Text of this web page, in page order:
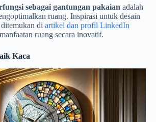
sebagai gantungan pakaian adalah
ruang. Inspirasi untuk desain
di artikel dan profil LinkedIn
ruang secara inovatif.
Kaca